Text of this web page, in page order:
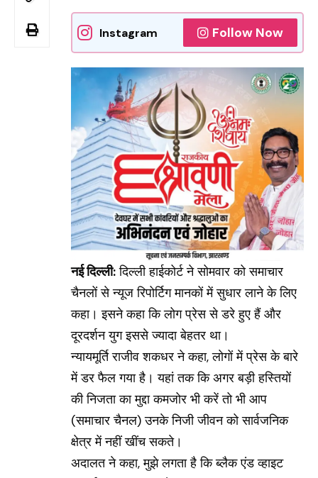
Instagram Follow Now
नई दिल्ली:दिल्ली हाईकोर्ट ने सोमवार को समाचार
चैनलों से न्यूज रिपोर्टिग मानकों में सुधार लाने के लिए
कहा। इसने कहा कि लोग प्रेस से डरे हुए हैं और
दूरदर्शन युग इससे ज्यादा बेहतर था।
न्यायमूर्ति राजीव शकधर ने कहा, लोगों में प्रेस के बारे
में डर फैल गया है। यहां तक कि अगर बड़ी हस्तियों
की निजता का मुद्दा कमजोर भी करें तो भी आप
(समाचार चैनल) उनके निजी जीवन को सार्वजनिक
क्षेत्र में नहीं खींच सकते।
अदालत ने कहा, मुझे लगता है कि ब्लैक एंड व्हाइट